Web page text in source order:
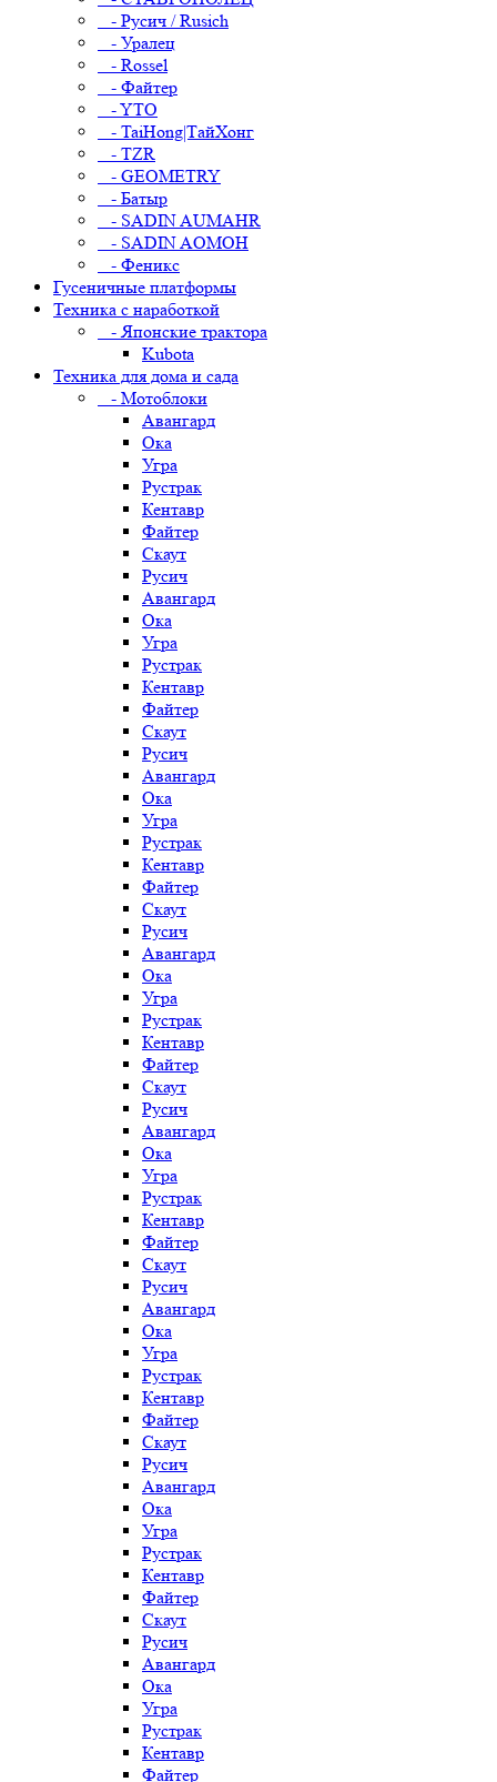
- Русич / Rusich
- Уралец
- Rossel
- Файтер
- YTO
- TaiHong|ТайХонг
- TZR
- GEOMETRY
- Батыр
- SADIN AUMAHR
- SADIN AOMOH
- Феникс
Гусеничные платформы
Техника с наработкой
- Японские трактора
Kubota
Техника для дома и сада
- Мотоблоки
Авангард
Ока
Угра
Рустрак
Кентавр
Файтер
Скаут
Русич
Авангард
Ока
Угра
Рустрак
Кентавр
Файтер
Скаут
Русич
Авангард
Ока
Угра
Рустрак
Кентавр
Файтер
Скаут
Русич
Авангард
Ока
Угра
Рустрак
Кентавр
Файтер
Скаут
Русич
Авангард
Ока
Угра
Рустрак
Кентавр
Файтер
Скаут
Русич
Авангард
Ока
Угра
Рустрак
Кентавр
Файтер
Скаут
Русич
Авангард
Ока
Угра
Рустрак
Кентавр
Файтер
Скаут
Русич
Авангард
Ока
Угра
Рустрак
Кентавр
Файтер